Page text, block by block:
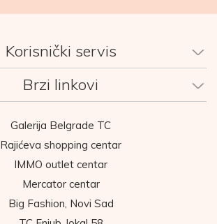
Korisnički servis
Brzi linkovi
Galerija Belgrade TC
Rajićeva shopping centar
IMMO outlet centar
Mercator centar
Big Fashion, Novi Sad